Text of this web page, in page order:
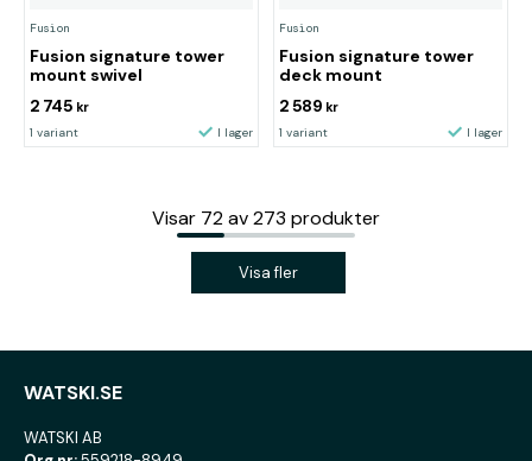
Fusion
Fusion signature tower
mount swivel
2 745 kr
1 variant I lager
Fusion
Fusion signature tower
deck mount
2 589 kr
1 variant I lager
Visar 72av273 produkter
Visa fler
WATSKI.SE
WATSKI AB